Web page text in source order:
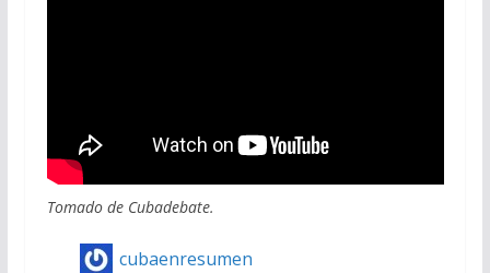
Tomado de Cubadebate.
cubaenresumen